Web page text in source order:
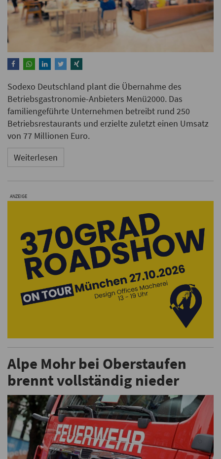
Sodexo Deutschland plant die Übernahme des
Betriebsgastronomie-Anbieters Menü2000. Das
familiengeführte Unternehmen betreibt rund 250
Betriebsrestaurants und erzielte zuletzt einen Umsatz
von 77 Millionen Euro.
Weiterlesen
ANZEIGE
Alpe Mohr bei Oberstaufen
brennt vollständig nieder